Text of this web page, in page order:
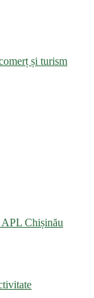
și turism
Chișinău